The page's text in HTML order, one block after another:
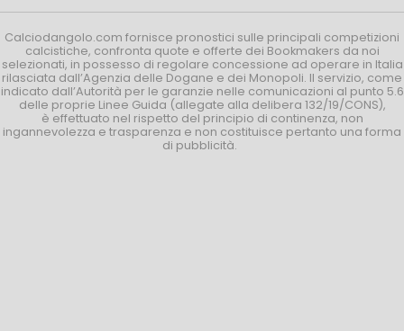
Calciodangolo.com fornisce pronostici sulle principali competizioni
calcistiche, confronta quote e offerte dei Bookmakers da noi
selezionati, in possesso di regolare concessione ad operare in Italia
rilasciata dall’Agenzia delle Dogane e dei Monopoli. Il servizio, come
indicato dall’Autorità per le garanzie nelle comunicazioni al punto 5.6
delle proprie Linee Guida (allegate alla delibera 132/19/CONS),
è effettuato nel rispetto del principio di continenza, non
ingannevolezza e trasparenza e non costituisce pertanto una forma
di pubblicità.